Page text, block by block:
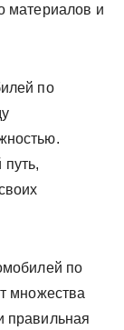
материалов и
по
по
множества
правильная